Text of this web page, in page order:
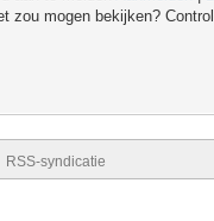
mogen bekijken?
RSS-syndicatie